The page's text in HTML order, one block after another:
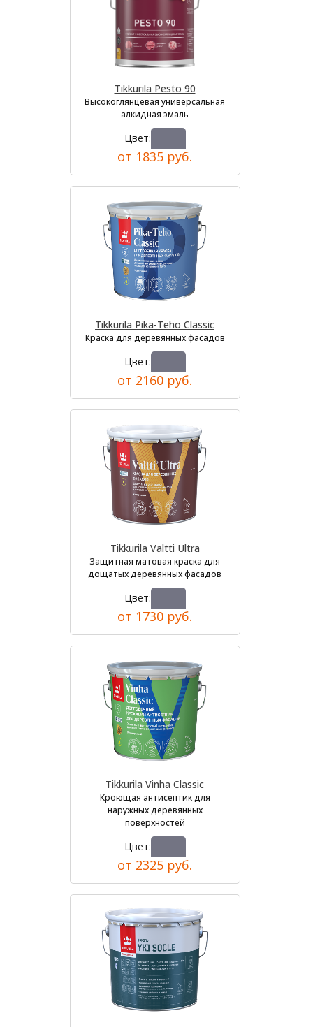
Tikkurila Pesto 90
Высокоглянцевая универсальная
алкидная эмаль
Цвет:
от 1835 руб.
Tikkurila Pika-Teho Classic
Краска для деревянных фасадов
Цвет:
от 2160 руб.
Tikkurila Valtti Ultra
Защитная матовая краска для
дощатых деревянных фасадов
Цвет:
от 1730 руб.
Tikkurila Vinha Classic
Кроющая антисептик для
наружных деревянных
поверхностей
Цвет:
от 2325 руб.